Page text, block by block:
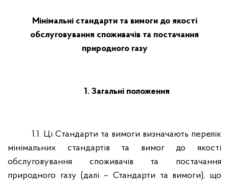
Мінімальні стандарти та вимоги до якості
обслуговування споживачів та постачання
природного газу
1. Загальні положення
1.1. Ці Cтандарти та вимоги визначають перелік
мінімальних стандартів та вимог до якості
обслуговування споживачів та постачання
природного газу (далі – Стандарти та вимоги), що